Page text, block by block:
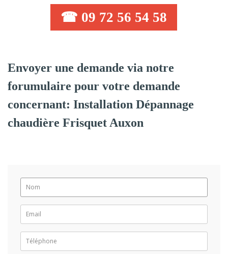
☎ 09 72 56 54 58
Envoyer une demande via notre
forumulaire pour votre demande
concernant: Installation Dépannage
chaudière Frisquet Auxon